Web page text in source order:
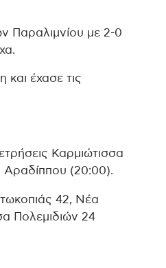
Παραλιμνίου με 2-0
έχασε τις
Καρμιώτισσα
Αραδίππου (20:00).
42, Νέα
Πολεμιδιών 24